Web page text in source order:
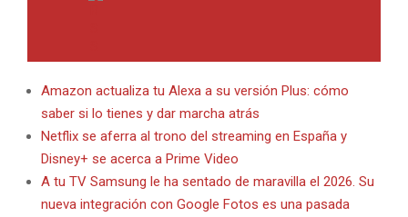
Amazon actualiza tu Alexa a su versión Plus: cómo
saber si lo tienes y dar marcha atrás
Netflix se aferra al trono del streaming en España y
Disney+ se acerca a Prime Video
A tu TV Samsung le ha sentado de maravilla el 2026. Su
nueva integración con Google Fotos es una pasada